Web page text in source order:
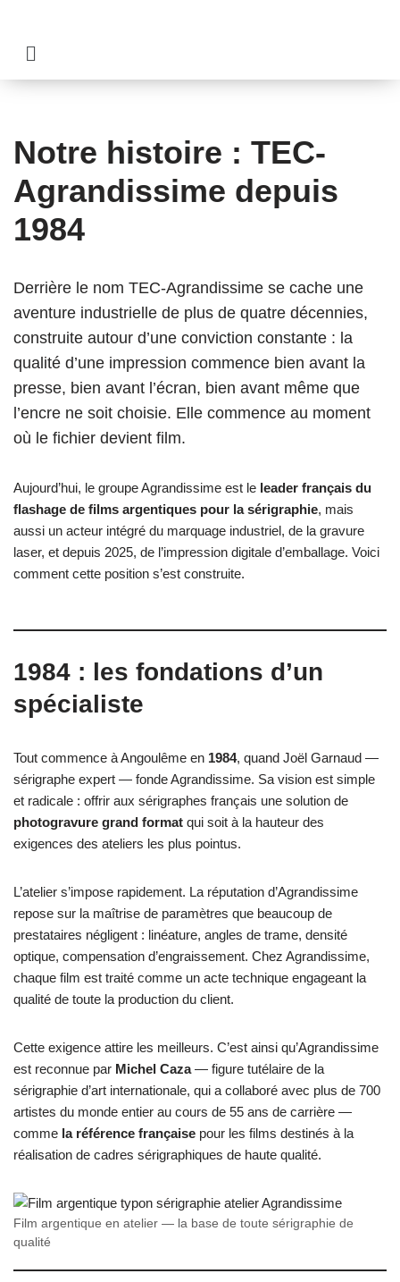
Aller
Notre histoire : TEC-
Agrandissime depuis
1984
Derrière le nom TEC-Agrandissime se cache une
aventure industrielle de plus de quatre décennies,
construite autour d’une conviction constante : la
qualité d’une impression commence bien avant la
presse, bien avant l’écran, bien avant même que
l’encre ne soit choisie. Elle commence au moment
où le fichier devient film.
Aujourd’hui, le groupe Agrandissime est le leader français du
flashage de films argentiques pour la sérigraphie, mais
aussi un acteur intégré du marquage industriel, de la gravure
laser, et depuis 2025, de l’impression digitale d’emballage. Voici
comment cette position s’est construite.
1984 : les fondations d’un
spécialiste
Tout commence à Angoulême en 1984, quand Joël Garnaud —
sérigraphe expert — fonde Agrandissime. Sa vision est simple
et radicale : offrir aux sérigraphes français une solution de
photogravure grand format qui soit à la hauteur des
exigences des ateliers les plus pointus.
L’atelier s’impose rapidement. La réputation d’Agrandissime
repose sur la maîtrise de paramètres que beaucoup de
prestataires négligent : linéature, angles de trame, densité
optique, compensation d’engraissement. Chez Agrandissime,
chaque film est traité comme un acte technique engageant la
qualité de toute la production du client.
Cette exigence attire les meilleurs. C’est ainsi qu’Agrandissime
est reconnue par Michel Caza— figure tutélaire de la
sérigraphie d’art internationale, qui a collaboré avec plus de 700
artistes du monde entier au cours de 55 ans de carrière —
comme la référence française pour les films destinés à la
réalisation de cadres sérigraphiques de haute qualité.
Film argentique en atelier — la base de toute sérigraphie de
qualité